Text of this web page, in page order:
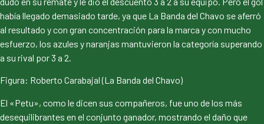
había llegado demasiado tarde, ya que La Banda del Chavo se aferró
al resultado y con gran concentración para la marca y con mucho
esfuerzo, los azules y naranjas mantuvieron la categoría superando
a su rival por 3 a 2.
Figura: Roberto Carabajal (La Banda del Chavo)
El «Petu», como le dicen sus compañeros, fue uno de los más
desequilibrantes en el conjunto ganador, mostrando el daño que